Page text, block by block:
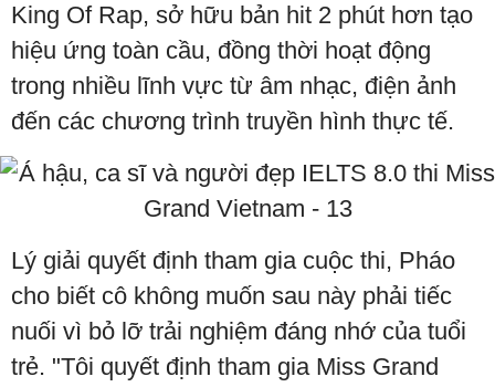
King Of Rap, sở hữu bản hit 2 phút hơn tạo
hiệu ứng toàn cầu, đồng thời hoạt động
trong nhiều lĩnh vực từ âm nhạc, điện ảnh
đến các chương trình truyền hình thực tế.
Lý giải quyết định tham gia cuộc thi, Pháo
cho biết cô không muốn sau này phải tiếc
nuối vì bỏ lỡ trải nghiệm đáng nhớ của tuổi
trẻ. "Tôi quyết định tham gia Miss Grand